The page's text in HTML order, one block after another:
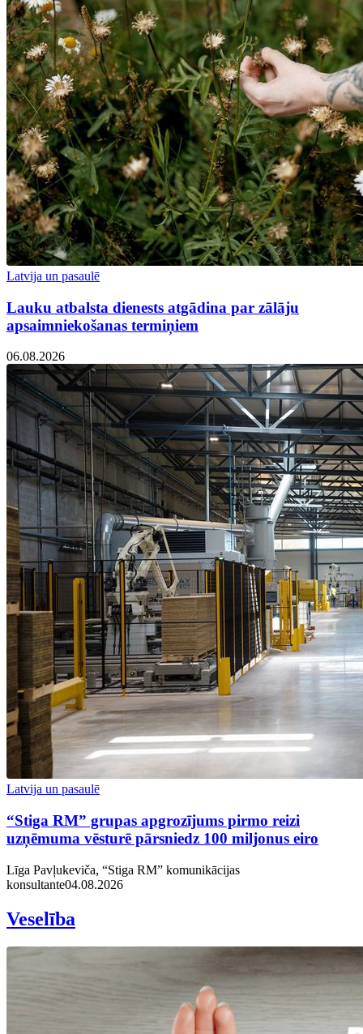
Latvija un pasaulē
Lauku atbalsta dienests atgādina par zālāju
apsaimniekošanas termiņiem
06.08.2026
Latvija un pasaulē
“Stiga RM” grupas apgrozījums pirmo reizi
uzņēmuma vēsturē pārsniedz 100 miljonus eiro
Līga Pavļukeviča, “Stiga RM” komunikācijas
konsultante04.08.2026
Veselība